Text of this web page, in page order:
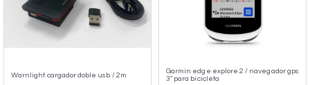
Warnlight cargador doble usb / 2m
Garmin edge explore 2 / navegador gps
3" para bicicleta